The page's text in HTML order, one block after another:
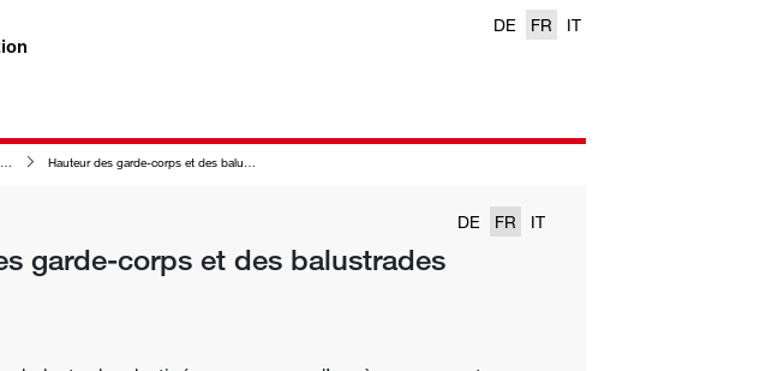
DE FR IT
Hauteur des garde-corps et des balustrades
DE FR IT
garde-corps et des balustrades